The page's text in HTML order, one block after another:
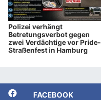
Polizei verhängt
Betretungsverbot gegen
zwei Verdächtige vor Pride-
Straßenfest in Hamburg
FACEBOOK